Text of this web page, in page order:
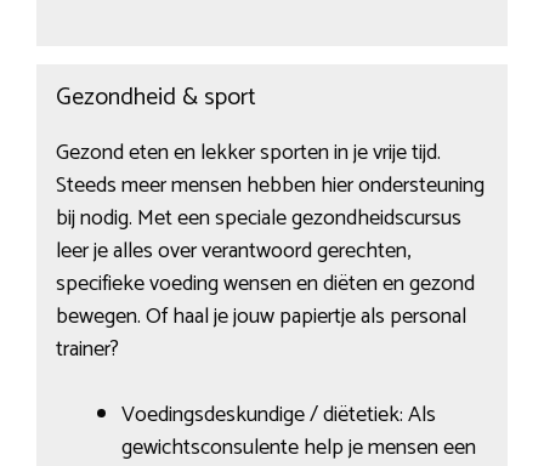
Gezondheid & sport
Gezond eten en lekker sporten in je vrije tijd.
Steeds meer mensen hebben hier ondersteuning
bij nodig. Met een speciale gezondheidscursus
leer je alles over verantwoord gerechten,
specifieke voeding wensen en diëten en gezond
bewegen. Of haal je jouw papiertje als personal
trainer?
Voedingsdeskundige / diëtetiek: Als
gewichtsconsulente help je mensen een